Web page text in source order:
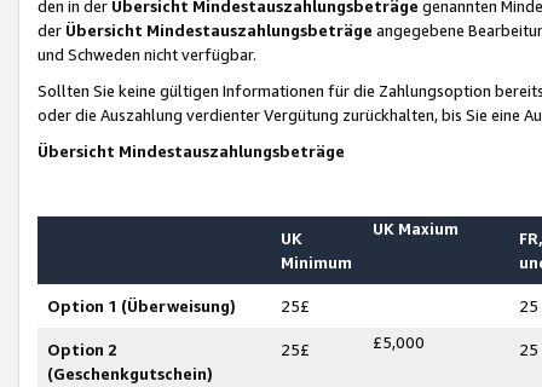
den in der Übersicht Mindestauszahlungsbeträge genannten
der Übersicht Mindestauszahlungsbeträge angegebene
und Schweden nicht verfügbar.
Sollten Sie keine gültigen Informationen für die Zahlungsoption
oder die Auszahlung verdienter Vergütung zurückhalten, bis Sie
Übersicht Mindestauszahlungsbeträge
UK
Minimum
UK Maxium
Option 1 (Überweisung) 25£ 25
Option 2
(Geschenkgutschein)
25£ £5,000 25